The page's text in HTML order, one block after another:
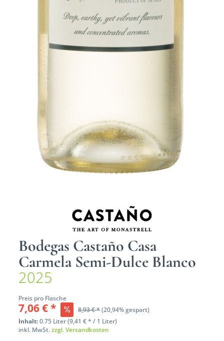
Bodegas Castaño Casa
Carmela Semi-Dulce Blanco
2025
Preis pro Flasche
7,06 € * 8,93 € *(20,94% gespart)
Inhalt:0.75 Liter (9,41 € * / 1 Liter)
inkl. MwSt.zzgl. Versandkosten